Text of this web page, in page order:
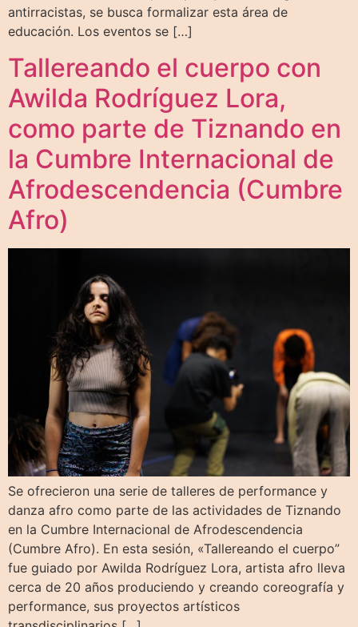
antirracistas, se busca formalizar esta área de
educación. Los eventos se […]
Tallereando el cuerpo con
Awilda Rodríguez Lora,
como parte de Tiznando en
la Cumbre Internacional de
Afrodescendencia (Cumbre
Afro)
Se ofrecieron una serie de talleres de performance y
danza afro como parte de las actividades de Tiznando
en la Cumbre Internacional de Afrodescendencia
(Cumbre Afro). En esta sesión, «Tallereando el cuerpo”
fue guiado por Awilda Rodríguez Lora, artista afro lleva
cerca de 20 años produciendo y creando coreografía y
performance, sus proyectos artísticos